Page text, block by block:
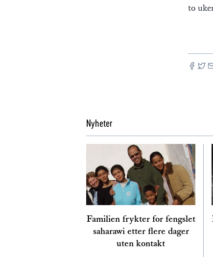
to
Nyheter
Familien frykter for fengslet
saharawi etter flere dager
uten kontakt